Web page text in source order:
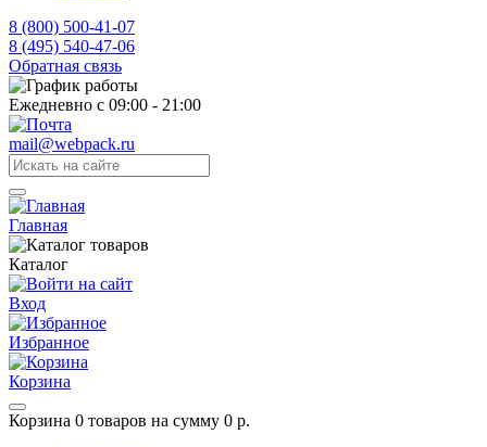
8 (800) 500-41-07
8 (495) 540-47-06
Обратная связь
Ежедневно с 09:00 - 21:00
mail@webpack.ru
Главная
Каталог
Вход
Избранное
Корзина
Корзина 0 товаров на сумму 0 р.